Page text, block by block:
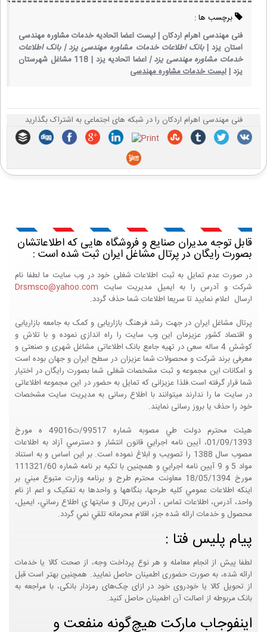
برچسب ها :
فنی مهندسی اهرام اردکان |لیست اعضا اتحادیه خدمات مشاوره مهندسی
استان یزد | بانک اطلاعات خدمات مشاوره مهندسی یزد | بانک اطلاعات
خدمات مشاوره مهندسی یزد | اعضا اتحادیه یزد |
118 مشاغل شهرستان
یزد |لیست خدمات مشاوره مهندسی
فنی مهندسی اهرام اردکان را در شبکه های اجتماعی به اشتراک بگذارید
قابل توجه مدیران صنایع و فروشگاه هایی که اطلاعاتشان
بصورت رایگان در پرتال مشاغل ایران ثبت شده است :
در صورت عدم تمایل به ثبت اطلاعات شغلی خود در وب سایت ما لطفا نام
شرکت و آدرس را به ایمیل مدیریت سایت Drsmsco@yahoo.com
ارسال اعلام نمایید تا سریعا اطلاعات شما حذف گردد.
پرتال مشاغل ایران در جهت رشد فرهنگ بازاریابی و کمک به جامعه بازاریابی
و اقتصاد کشور عزیزمان این وب سایت را راه اندازی نموده و با تلاش و
کوشش 4 ساله سعی در تهیه جامع بانک اطلاعاتی مشاغل شهری و صنعتی و
معرفی برند شرکت و محصولات شما عزیزان در سطح ایران و جهان بوده است
و امکانات این مجموعه و ثبت مشخصات شغلی شما بصورت رایگان در اختیار
شما قرار گرفته است.فلذا عزیزانی که تمایل به حضور در این مجموعه اطلاعاتی
در سایت ما را ندارند میتوانند با اطلاع رسانی به مدیریت سایت مشخصات
خود را حذف یا بروز رسانی نمایند.
هيئت محترم دولت طي مصوبه شماره 99517/ت49016 ه مورخ
01/09/1393، آيين نامه اجرايي قانون انتشار و دسترسي آزاد به اطلاعات
مصوب سال 1388 را تصويب و ابلاغ نموده است. بر اين اساس و به استناد
مواد 5 و 9 آيين نامه اجرايي و همچنين با تکيه بر نامه شماره 111321/60
مورخ 18/05/1394 معاونت محترم طرح و برنامه وزارت متبوع مبني بر
اينکه اطلاعات عمومي کليه طرحها، بنگاهها و واحدها به تفکيک و اعم از نام
واحد، آدرس، اطلاعات تماس ، آدرس پرتال و سايتها ي اطلاع رساني، ايميل،
محصول و خدمات ارائه شده جزء اقلام محرمانه تلقي نمي گردد.
پیام پلیس فتا :
لطفا پیش از انجام معامله و هر نوع پرداخت وجه، از صحت کالا یا خدمات
ارائه شده، به صورت حضوری اطمینان حاصل نمایید. همچنین بهتر است قبل
از تحویل کالا یا خودروی خود در ازای چک‌های رمزدار بانکی، با مراجعه به
بانک مربوطه از اصالت آن اطمینان حاصل کنید.
اینفوجاب مارکت هیچ‌گونه منفعت و